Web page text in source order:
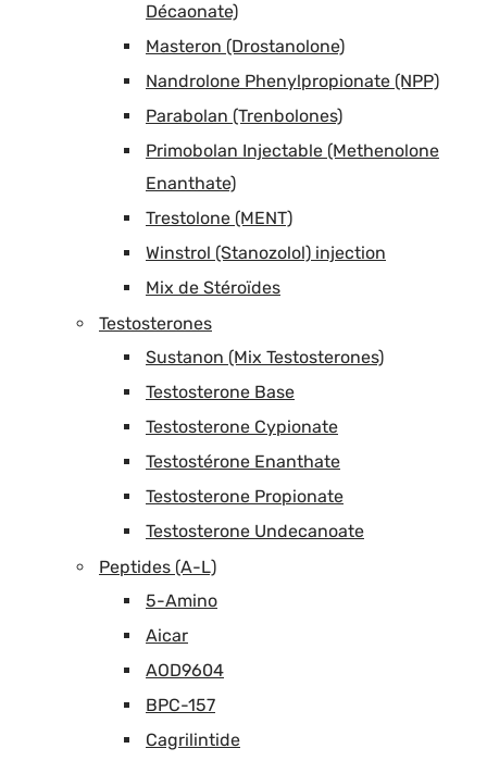
Décaonate)
Masteron (Drostanolone)
Nandrolone Phenylpropionate (NPP)
Parabolan (Trenbolones)
Primobolan Injectable (Methenolone
Enanthate)
Trestolone (MENT)
Winstrol (Stanozolol) injection
Mix de Stéroïdes
Testosterones
Sustanon (Mix Testosterones)
Testosterone Base
Testosterone Cypionate
Testostérone Enanthate
Testosterone Propionate
Testosterone Undecanoate
Peptides (A-L)
5-Amino
Aicar
AOD9604
BPC-157
Cagrilintide